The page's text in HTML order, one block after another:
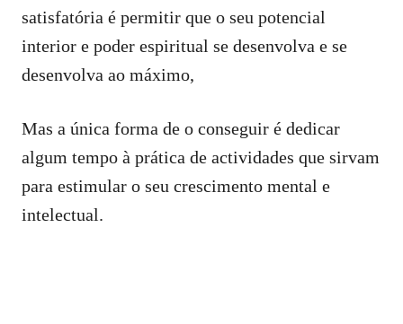
satisfatória é permitir que o seu potencial
interior e poder espiritual se desenvolva e se
desenvolva ao máximo,
Mas a única forma de o conseguir é dedicar
algum tempo à prática de actividades que sirvam
para estimular o seu crescimento mental e
intelectual.